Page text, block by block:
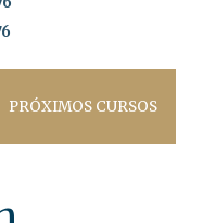
PRÓXIMOS CURSOS